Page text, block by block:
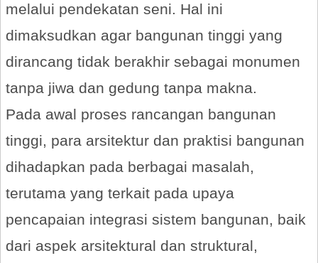
melalui pendekatan seni. Hal ini
dimaksudkan agar bangunan tinggi yang
dirancang tidak berakhir sebagai monumen
tanpa jiwa dan gedung tanpa makna.
Pada awal proses rancangan bangunan
tinggi, para arsitektur dan praktisi bangunan
dihadapkan pada berbagai masalah,
terutama yang terkait pada upaya
pencapaian integrasi sistem bangunan, baik
dari aspek arsitektural dan struktural,